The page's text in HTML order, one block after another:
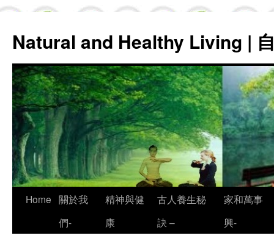
Natural and Healthy Living |
Skip
Home 關於我
們-
精神與健
康
古人養生秘
訣 –
家和萬事
興-